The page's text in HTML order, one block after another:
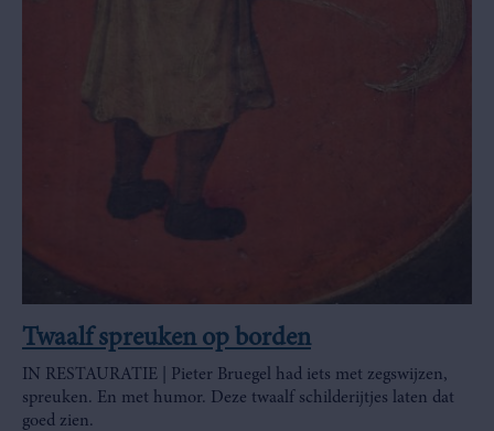
Twaalf spreuken op borden
IN RESTAURATIE | Pieter Bruegel had iets met zegswijzen,
spreuken. En met humor. Deze twaalf schilderijtjes laten dat
goed zien.